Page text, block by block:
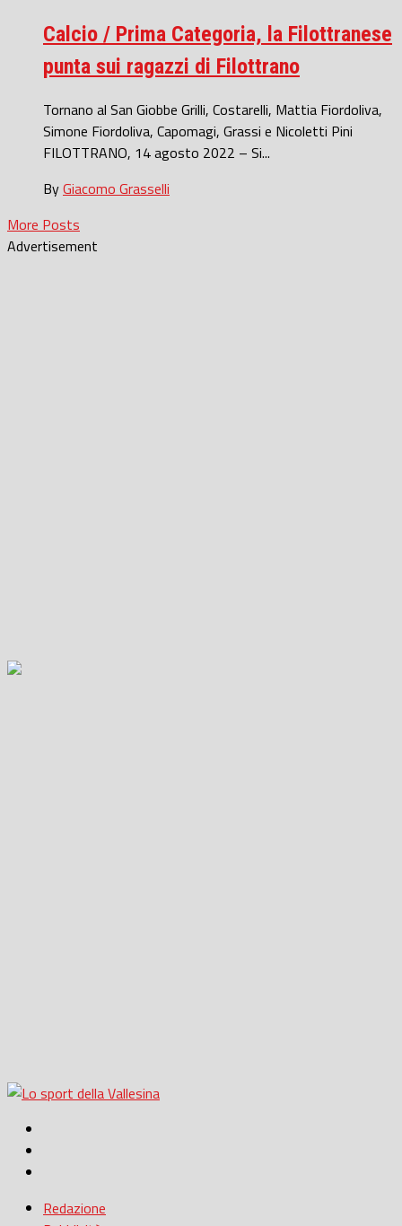
Calcio / Prima Categoria, la Filottranese
punta sui ragazzi di Filottrano
Tornano al San Giobbe Grilli, Costarelli, Mattia Fiordoliva,
Simone Fiordoliva, Capomagi, Grassi e Nicoletti Pini
FILOTTRANO, 14 agosto 2022 – Si...
ByGiacomo Grasselli
More Posts
Advertisement
Redazione